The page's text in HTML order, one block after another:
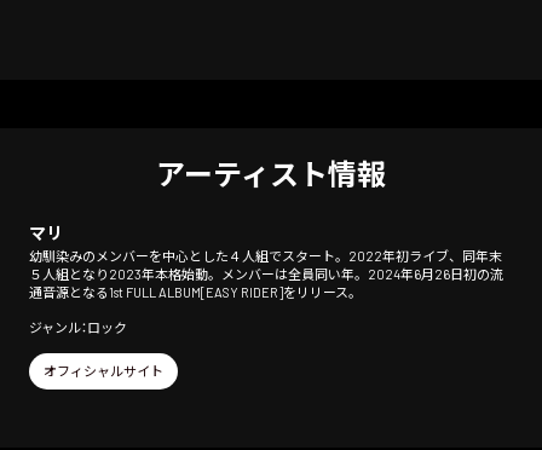
アーティスト情報
マリ
幼馴染みのメンバーを中心とした４人組でスタート。2022年初ライブ、同年末
５人組となり2023年本格始動。メンバーは全員同い年。2024年6月26日初の流
通音源となる1st FULL ALBUM[EASY RIDER]をリリース。
ジャンル：ロック
オフィシャルサイト